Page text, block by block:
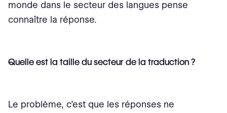
monde dans le secteur des langues pense
connaître la réponse.
Quelle est la taille du secteur de la traduction ?
Le problème, c’est que les réponses ne